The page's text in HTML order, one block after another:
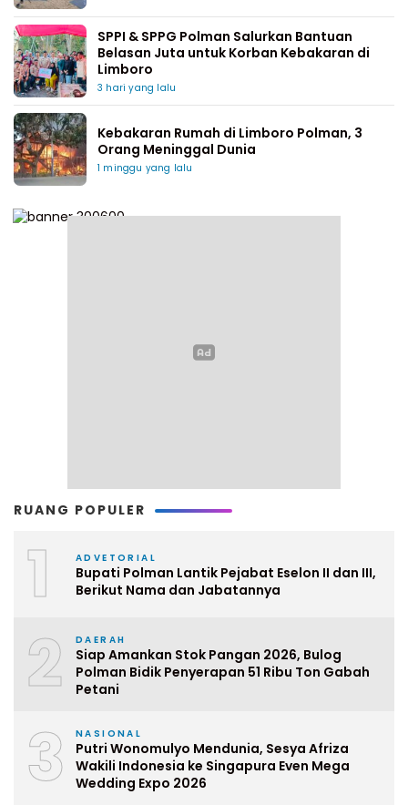
SPPI & SPPG Polman Salurkan Bantuan
Belasan Juta untuk Korban Kebakaran di
Limboro
3 hari yang lalu
Kebakaran Rumah di Limboro Polman, 3
Orang Meninggal Dunia
1 minggu yang lalu
RUANG POPULER
1 ADVETORIAL
Bupati Polman Lantik Pejabat Eselon II dan III,
Berikut Nama dan Jabatannya
2 DAERAH
Siap Amankan Stok Pangan 2026, Bulog
Polman Bidik Penyerapan 51 Ribu Ton Gabah
Petani
3 NASIONAL
Putri Wonomulyo Mendunia, Sesya Afriza
Wakili Indonesia ke Singapura Even Mega
Wedding Expo 2026